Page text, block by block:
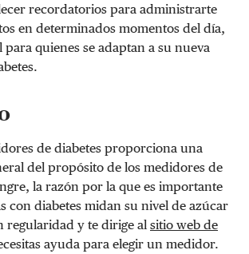
recordatorios para administrarte
en determinados momentos del día,
quienes se adaptan a su nueva
de diabetes proporciona una
del propósito de los medidores de
la razón por la que es importante
con diabetes midan su nivel de azúcar
regularidad y te dirige al sitio web de
ayuda para elegir un medidor.